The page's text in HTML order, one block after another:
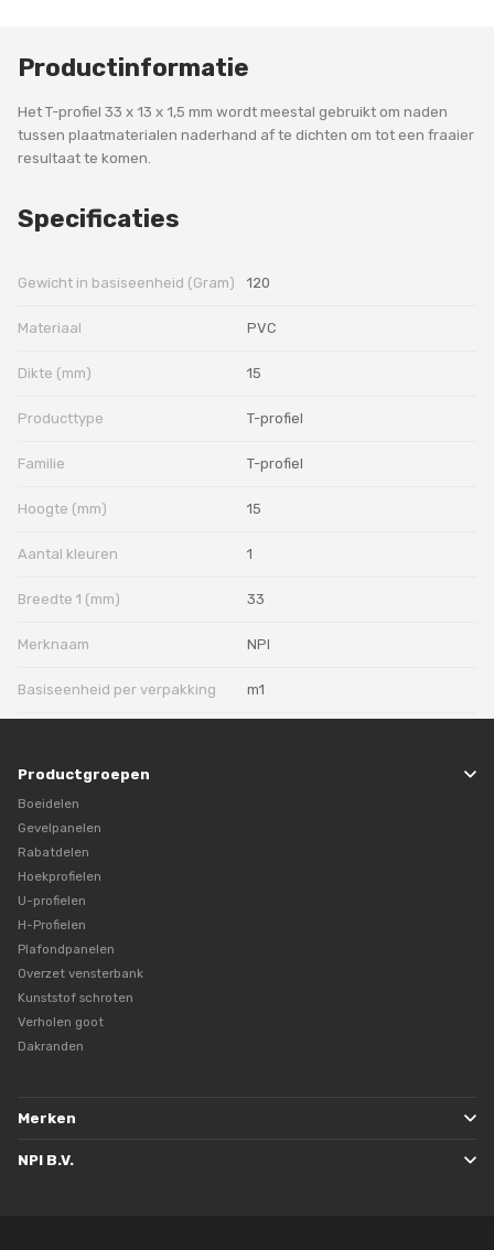
Productinformatie
Het T-profiel 33 x 13 x 1,5 mm wordt meestal gebruikt om naden
tussen plaatmaterialen naderhand af te dichten om tot een fraaier
resultaat te komen.
Specificaties
Gewicht in basiseenheid (Gram) 120
Materiaal PVC
Dikte (mm) 15
Producttype T-profiel
Familie T-profiel
Hoogte (mm) 15
Aantal kleuren 1
Breedte 1 (mm) 33
Merknaam NPI
Basiseenheid per verpakking m1
Productgroepen
Boeidelen
Gevelpanelen
Rabatdelen
Hoekprofielen
U-profielen
H-Profielen
Plafondpanelen
Overzet vensterbank
Kunststof schroten
Verholen goot
Dakranden
Merken
NPI B.V.